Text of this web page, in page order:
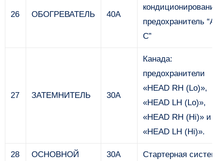
26 ОБОГРЕВАТЕЛЬ 40А
предохранитель “A
C”
27 ЗАТЕМНИТЕЛЬ 30А
Канада:
предохранители
«HEAD RH (Lo)»,
«HEAD LH (Lo)»,
«HEAD RH (Hi)» и
«HEAD LH (Hi)».
28 ОСНОВНОЙ 30А Стартерная